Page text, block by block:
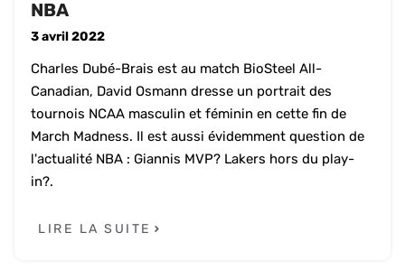
NBA
3 avril 2022
Charles Dubé-Brais est au match BioSteel All-
Canadian, David Osmann dresse un portrait des
tournois NCAA masculin et féminin en cette fin de
March Madness. Il est aussi évidemment question de
l'actualité NBA : Giannis MVP? Lakers hors du play-
in?.
LIRE LA SUITE